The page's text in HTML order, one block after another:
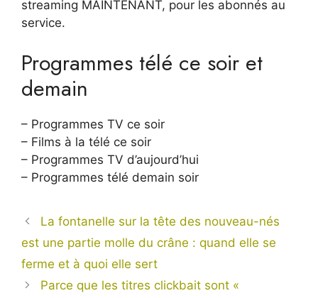
streaming MAINTENANT, pour les abonnés au
service.
Programmes télé ce soir et
demain
– Programmes TV ce soir
– Films à la télé ce soir
– Programmes TV d’aujourd’hui
– Programmes télé demain soir
La fontanelle sur la tête des nouveau-nés
est une partie molle du crâne : quand elle se
ferme et à quoi elle sert
Parce que les titres clickbait sont «